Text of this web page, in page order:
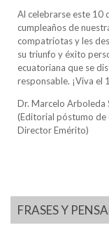
Al celebrarse este 10
cumpleaños de
compatriotas y les
su triunfo y éxito
ecuatoriana que se
responsable. ¡Viva el
Dr. Marcelo Arboleda
(Editorial póstumo de
Director Emérito)
FRASES Y